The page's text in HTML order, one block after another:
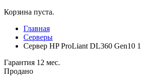
Корзина пуста.
Главная
Серверы
Сервер HP ProLiant DL360 Gen10
Гарантия 12 мес.
Продано